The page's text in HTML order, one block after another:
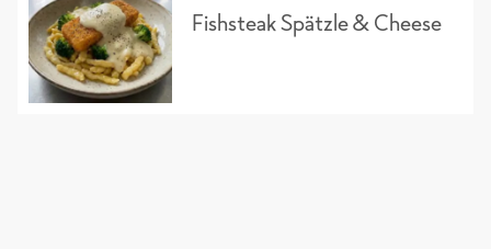
Fishsteak Spätzle & Cheese